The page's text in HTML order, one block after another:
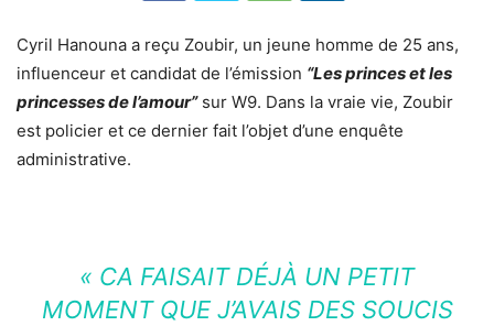
Cyril Hanouna a reçu Zoubir, un jeune homme de 25 ans,
influenceur et candidat de l’émission “Les princes et les
princesses de l’amour”sur W9. Dans la vraie vie, Zoubir
est policier et ce dernier fait l’objet d’une enquête
administrative.
« CA FAISAIT DÉJÀ UN PETIT
MOMENT QUE J’AVAIS DES SOUCIS